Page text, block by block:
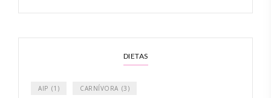
DIETAS
AIP (1) CARNÍVORA (3)